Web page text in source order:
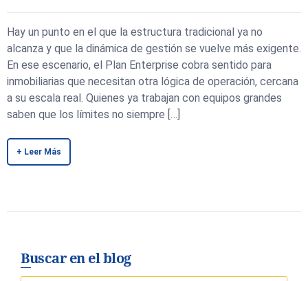
Hay un punto en el que la estructura tradicional ya no
alcanza y que la dinámica de gestión se vuelve más exigente.
En ese escenario, el Plan Enterprise cobra sentido para
inmobiliarias que necesitan otra lógica de operación, cercana
a su escala real. Quienes ya trabajan con equipos grandes
saben que los límites no siempre […]
+ Leer Más
Buscar en el blog